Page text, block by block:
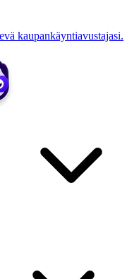
kaupankäyntiavustajasi.